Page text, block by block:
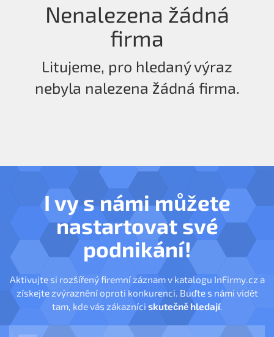
Nenalezena žádná
firma
Litujeme, pro hledaný výraz
nebyla nalezena žádná firma.
I vy s námi můžete
nastartovat své
podnikání!
Aktivujte si rozšířený firemní záznam v katalogu InFirmy.cz a
získejte zvýraznění oproti konkurenci. Buďte s námi vidět
tam, kde vás zákazníci skutečně hledají.